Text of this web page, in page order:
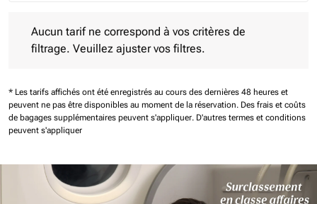
Aucun tarif ne correspond à vos critères de
filtrage. Veuillez ajuster vos filtres.
* Les tarifs affichés ont été enregistrés au cours des dernières 48 heures et
peuvent ne pas être disponibles au moment de la réservation. Des frais et coûts
de bagages supplémentaires peuvent s'appliquer. D'autres termes et conditions
peuvent s'appliquer